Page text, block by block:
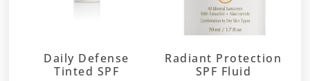
Daily Defense
Tinted SPF
Radiant Protection
SPF Fluid